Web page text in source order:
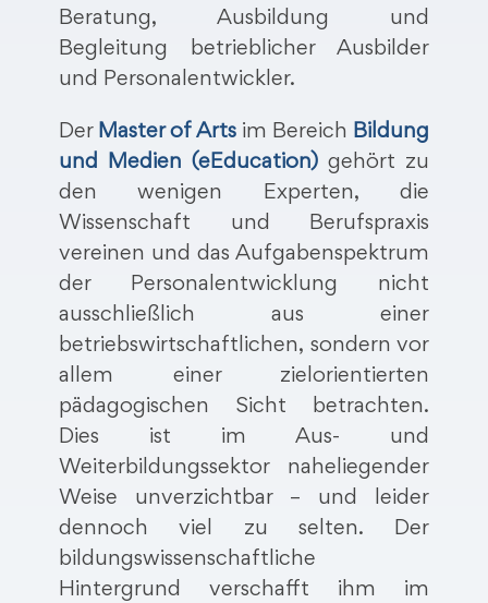
Beratung, Ausbildung und
Begleitung betrieblicher Ausbilder
und Personalentwickler.
Der Master of Arts im Bereich Bildung
und Medien (eEducation) gehört zu
den wenigen Experten, die
Wissenschaft und Berufspraxis
vereinen und das Aufgabenspektrum
der Personalentwicklung nicht
ausschließlich aus einer
betriebswirtschaftlichen, sondern vor
allem einer zielorientierten
pädagogischen Sicht betrachten.
Dies ist im Aus- und
Weiterbildungssektor naheliegender
Weise unverzichtbar – und leider
dennoch viel zu selten. Der
bildungswissenschaftliche
Hintergrund verschafft ihm im